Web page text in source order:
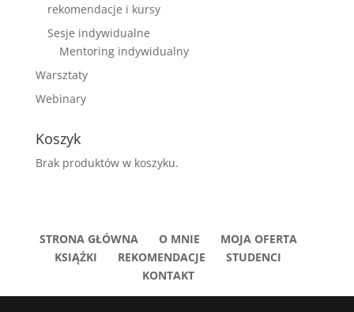
rekomendacje i kursy
Sesje indywidualne
Mentoring indywidualny
Warsztaty
Webinary
Koszyk
Brak produktów w koszyku.
STRONA GŁÓWNA O MNIE
MOJA OFERTA
KSIĄŻKI
REKOMENDACJE
STUDENCI
KONTAKT